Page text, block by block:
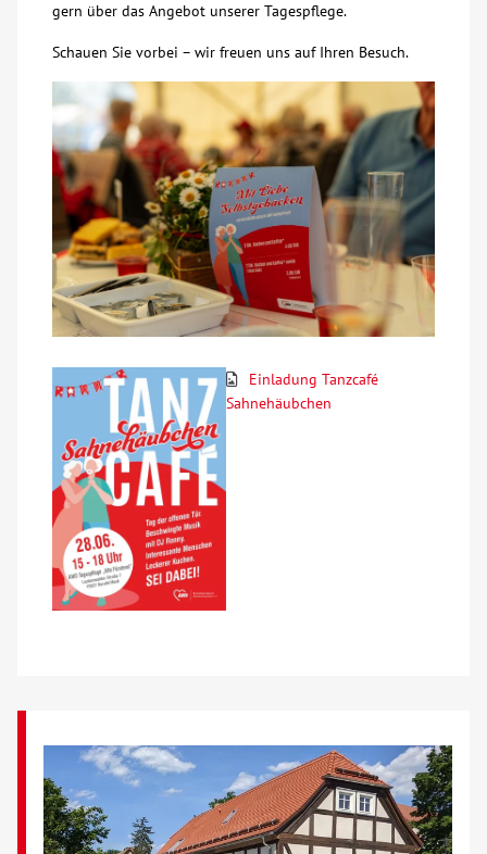
Spenden
Mitmachen
Karriere
Ausbildung
Glossar
Suche
Kontakt
AWO BB Süd
gern über das Angebot unserer Tagespflege.
Schauen Sie vorbei – wir freuen uns auf Ihren Besuch.
Einladung Tanzcafé
Sahnehäubchen